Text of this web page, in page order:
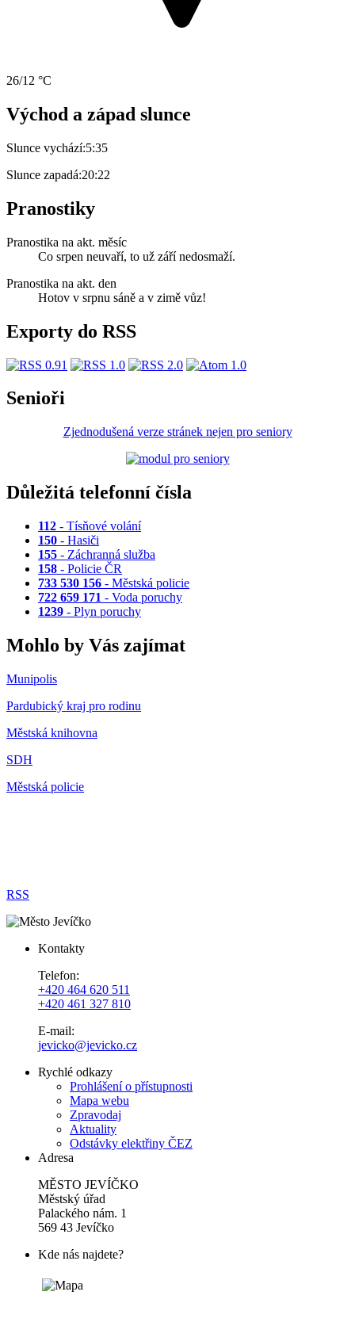
26/12 °C
Východ a západ slunce
Slunce vychází:5:35
Slunce zapadá:20:22
Pranostiky
Pranostika na akt. měsíc
Co srpen neuvaří, to už září nedosmaží.
Pranostika na akt. den
Hotov v srpnu sáně a v zimě vůz!
Exporty do RSS
Senioři
Zjednodušená verze stránek nejen pro seniory
Důležitá telefonní čísla
112 - Tísňové volání
150 - Hasiči
155 - Záchranná služba
158 - Policie ČR
733 530 156 - Městská policie
722 659 171 - Voda poruchy
1239 - Plyn poruchy
Mohlo by Vás zajímat
Munipolis
Pardubický kraj pro rodinu
Městská knihovna
SDH
Městská policie
RSS
Kontakty
Telefon:
+420 464 620 511
+420 461 327 810
E-mail:
jevicko@jevicko.cz
Rychlé odkazy
Prohlášení o přístupnosti
Mapa webu
Zpravodaj
Aktuality
Odstávky elektřiny ČEZ
Adresa
MĚSTO JEVÍČKO
Městský úřad
Palackého nám. 1
569 43 Jevíčko
Kde nás najdete?